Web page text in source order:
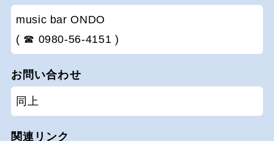
music bar ONDO
( ☎ 0980-56-4151 )
お問い合わせ
同上
関連リンク